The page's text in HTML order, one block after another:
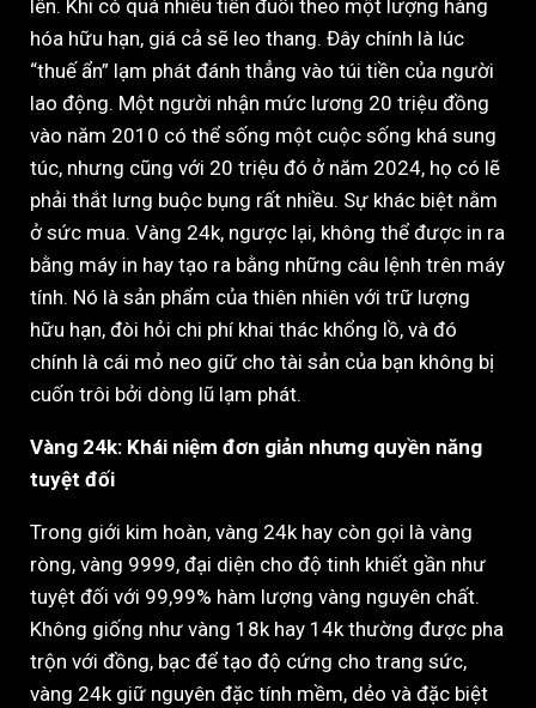
lên. Khi có quá nhiều tiền đuổi theo một lượng hàng
hóa hữu hạn, giá cả sẽ leo thang. Đây chính là lúc
“thuế ẩn” lạm phát đánh thẳng vào túi tiền của người
lao động. Một người nhận mức lương 20 triệu đồng
vào năm 2010 có thể sống một cuộc sống khá sung
túc, nhưng cũng với 20 triệu đó ở năm 2024, họ có lẽ
phải thắt lưng buộc bụng rất nhiều. Sự khác biệt nằm
ở sức mua. Vàng 24k, ngược lại, không thể được in ra
bằng máy in hay tạo ra bằng những câu lệnh trên máy
tính. Nó là sản phẩm của thiên nhiên với trữ lượng
hữu hạn, đòi hỏi chi phí khai thác khổng lồ, và đó
chính là cái mỏ neo giữ cho tài sản của bạn không bị
cuốn trôi bởi dòng lũ lạm phát.
Vàng 24k: Khái niệm đơn giản nhưng quyền năng
tuyệt đối
Trong giới kim hoàn, vàng 24k hay còn gọi là vàng
ròng, vàng 9999, đại diện cho độ tinh khiết gần như
tuyệt đối với 99,99% hàm lượng vàng nguyên chất.
Không giống như vàng 18k hay 14k thường được pha
trộn với đồng, bạc để tạo độ cứng cho trang sức,
vàng 24k giữ nguyên đặc tính mềm, dẻo và đặc biệt